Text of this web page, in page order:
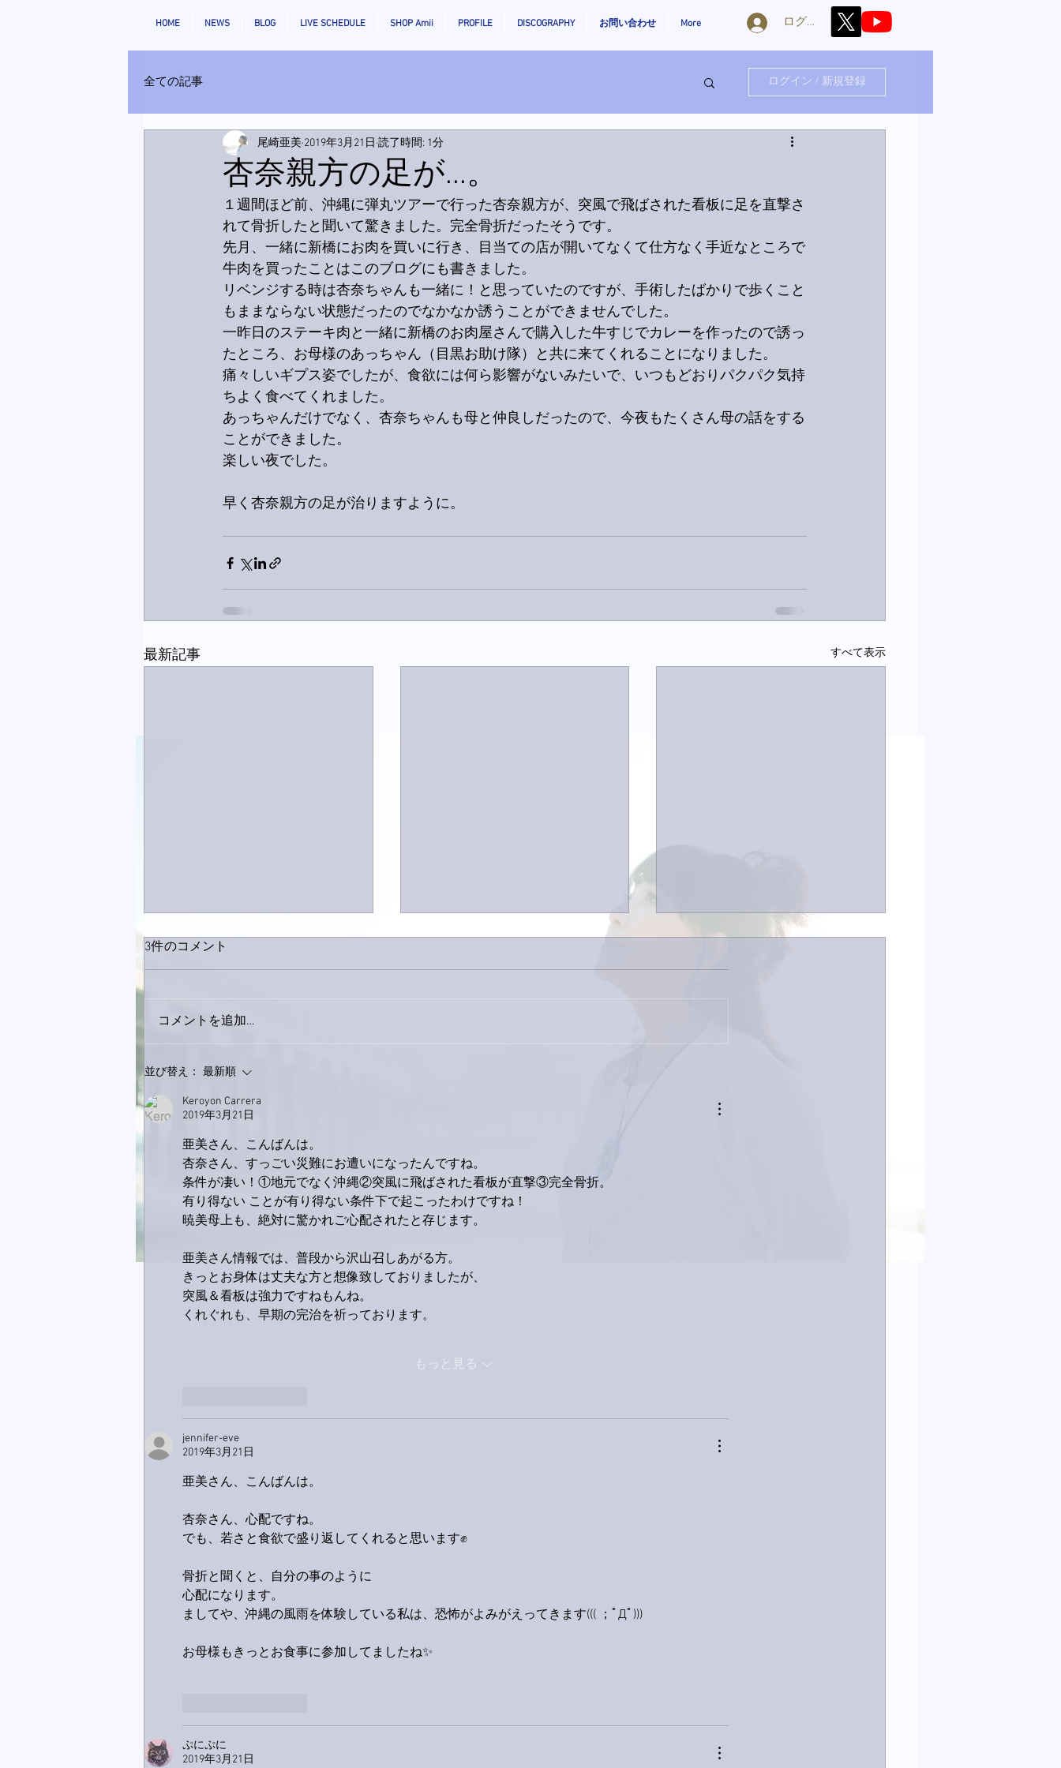
HOME NEWS BLOG LIVE SCHEDULE SHOP Amii PROFILE DISCOGRAPHY お問い合わせ More ログイン
全ての記事 ログイン / 新規登録
杏奈親方の足が...。
尾崎亜美 2019年3月21日 読了時間: 1分
１週間ほど前、沖縄に弾丸ツアーで行った杏奈親方が、突風で飛ばされた看板に足を直撃さ
れて骨折したと聞いて驚きました。完全骨折だったそうです。
先月、一緒に新橋にお肉を買いに行き、目当ての店が開いてなくて仕方なく手近なところで
牛肉を買ったことはこのブログにも書きました。
リベンジする時は杏奈ちゃんも一緒に！と思っていたのですが、手術したばかりで歩くこと
もままならない状態だったのでなかなか誘うことができませんでした。
一昨日のステーキ肉と一緒に新橋のお肉屋さんで購入した牛すじでカレーを作ったので誘っ
たところ、お母様のあっちゃん（目黒お助け隊）と共に来てくれることになりました。
痛々しいギプス姿でしたが、食欲には何ら影響がないみたいで、いつもどおりパクパク気持
ちよく食べてくれました。
あっちゃんだけでなく、杏奈ちゃんも母と仲良しだったので、今夜もたくさん母の話をする
ことができました。
楽しい夜でした。
早く杏奈親方の足が治りますように。
最新記事 すべて表示
3件のコメント
コメントを追加…
並び替え： 最新順
Keroyon Carrera
2019年3月21日
亜美さん、こんばんは。
杏奈さん、すっごい災難にお遭いになったんですね。
条件が凄い！①地元でなく沖縄②突風に飛ばされた看板が直撃③完全骨折。
有り得ない ことが有り得ない条件下で起こったわけですね！
暁美母上も、絶対に驚かれご心配されたと存じます。
亜美さん情報では、普段から沢山召しあがる方。
きっとお身体は丈夫な方と想像致しておりましたが、
突風＆看板は強力ですねもんね。
くれぐれも、早期の完治を祈っております。
もっと見る
jennifer-eve
2019年3月21日
亜美さん、こんばんは。
杏奈さん、心配ですね。
でも、若さと食欲で盛り返してくれると思います✊
骨折と聞くと、自分の事のように
心配になります。
ましてや、沖縄の風雨を体験している私は、恐怖がよみがえってきます((( ；ﾟДﾟ)))
お母様もきっとお食事に参加してましたね✨
ぷにぷに
2019年3月21日